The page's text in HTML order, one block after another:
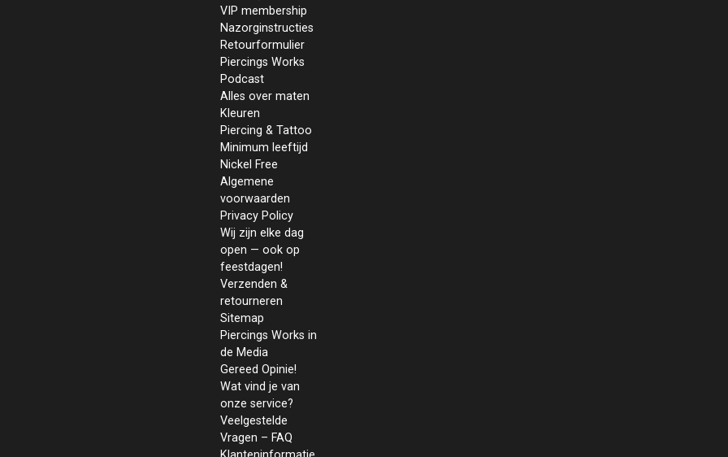
VIP membership
Nazorginstructies
Retourformulier
Piercings Works
Podcast
Alles over maten
Kleuren
Piercing & Tattoo
Minimum leeftijd
Nickel Free
Algemene
voorwaarden
Privacy Policy
Wij zijn elke dag
open — ook op
feestdagen!
Verzenden &
retourneren
Sitemap
Piercings Works in
de Media
Gereed Opinie!
Wat vind je van
onze service?
Veelgestelde
Vragen – FAQ